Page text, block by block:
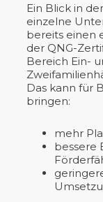
Ein Blick in
einzelne
bereits einen
der QNG-
Bereich Ein-
Das kann für
bringen:
mehr
bessere